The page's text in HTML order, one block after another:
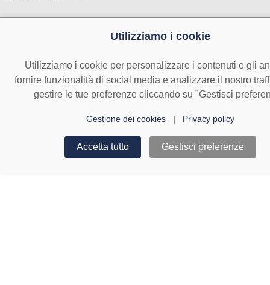
Utilizziamo i cookie
Utilizziamo i cookie per personalizzare i contenuti e gli
fornire funzionalità di social media e analizzare il nostro
gestire le tue preferenze cliccando su "Gestisci
Gestione dei cookies | Privacy policy
Accetta tutto Gestisci preferenze